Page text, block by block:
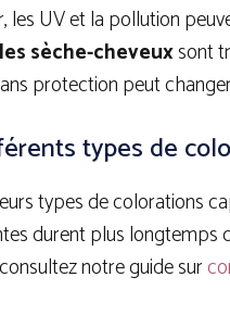
les UV et la pollution
sèche-cheveuxsont
protection peut
types de
types de colorations
durent plus longtemps
notre guide sur